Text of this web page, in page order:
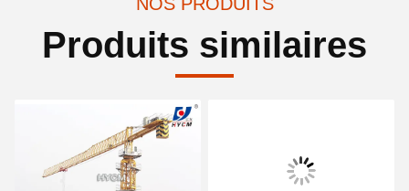
Produits similaires